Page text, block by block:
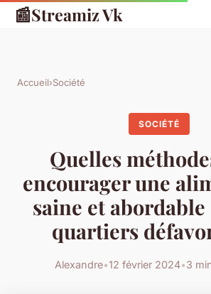
📰Streamiz Vk
Accueil›Société
SOCIÉTÉ
Quelles
encourager une
saine et abordable
quartiers
Alexandre•12 février 2024•3